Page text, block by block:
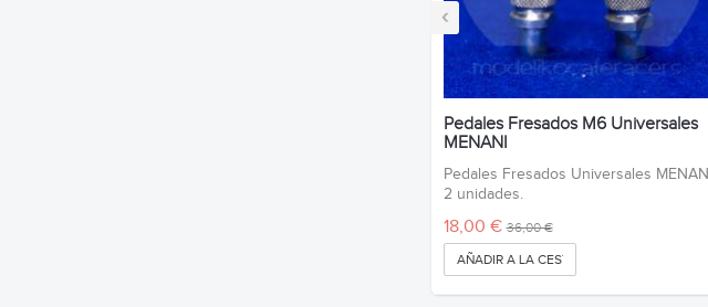
‹
Pedales Fresados M6 Universales
MENANI
Pedales Fresados Universales MENANI
2 unidades.
18,00 € 36,00 €
AÑADIR A LA CESTA